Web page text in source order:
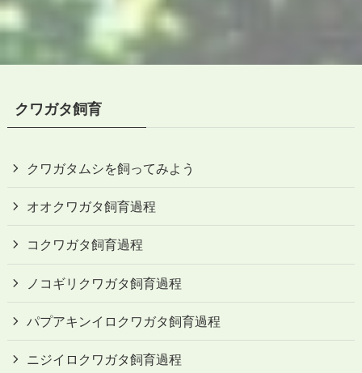
クワガタ飼育
クワガタムシを飼ってみよう
オオクワガタ飼育過程
コクワガタ飼育過程
ノコギリクワガタ飼育過程
パプアキンイロクワガタ飼育過程
ニジイロクワガタ飼育過程